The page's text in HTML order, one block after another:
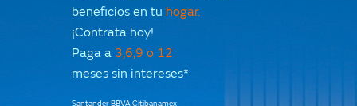
beneficios en tu hogar.
¡Contrata hoy!
Paga a 3,6,9 o 12
meses sin intereses*
Santander BBVA Citibanamex